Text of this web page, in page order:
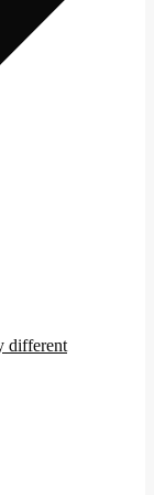
different